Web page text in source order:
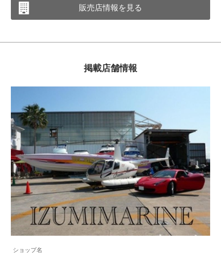
販売店情報を見る
掲載店舗情報
ショップ名